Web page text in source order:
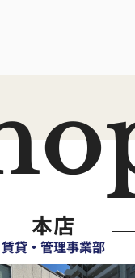
本店
賃貸・管理事業部